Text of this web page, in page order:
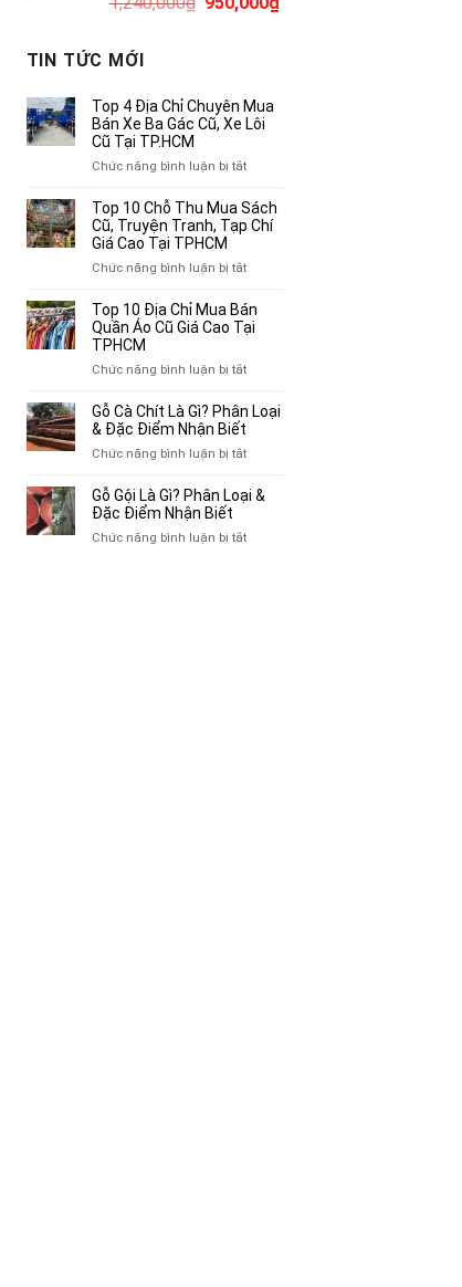
TIN TỨC MỚI
Top 4 Địa Chỉ Chuyên Mua
Bán Xe Ba Gác Cũ, Xe Lôi
Cũ Tại TP.HCM
Chức năng bình luận bị tắtở
4
Địa
Xe
Ba
Cũ,
Lôi
Cũ
Tại
Top 10 Chỗ Thu Mua Sách
Cũ, Truyện Tranh, Tạp Chí
Giá Cao Tại TPHCM
Chức năng bình luận bị tắtở
10
Chỗ
Truyện
Tranh,
Tạp
Giá
Tại
Top 10 Địa Chỉ Mua Bán
Quần Áo Cũ Giá Cao Tại
TPHCM
Chức năng bình luận bị tắtở
10
Địa
Mua
Quần
Cũ
Gỗ Cà Chít Là Gì? Phân Loại
& Đặc Điểm Nhận Biết
Chức năng bình luận bị tắtở
Cà
Gì?
Gỗ Gội Là Gì? Phân Loại &
Đặc Điểm Nhận Biết
Chức năng bình luận bị tắtở